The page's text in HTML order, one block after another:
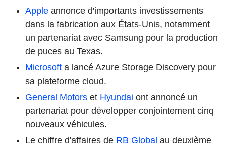
Apple annonce d'importants investissements
dans la fabrication aux États-Unis, notamment
un partenariat avec Samsung pour la production
de puces au Texas.
Microsoft a lancé Azure Storage Discovery pour
sa plateforme cloud.
General Motors et Hyundai ont annoncé un
partenariat pour développer conjointement cinq
nouveaux véhicules.
Le chiffre d'affaires de RB Global au deuxième